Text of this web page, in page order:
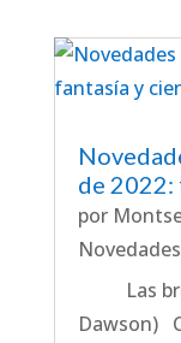
de 2022:
por
Novedades
Las
Dawson)